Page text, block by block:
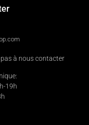
pas à nous contacter
19h